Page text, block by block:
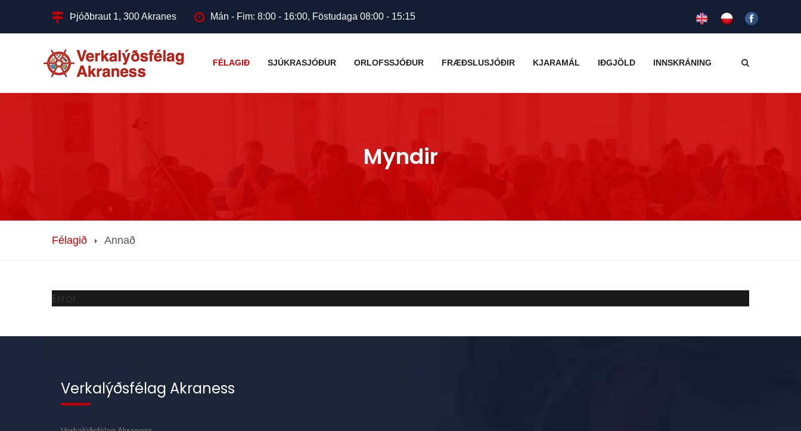
Þjóðbraut 1, 300 Akranes Mán - Fim: 8:00 - 16:00, Föstudaga 08:00 - 15:15
FÉLAGIÐ SJÚKRASJÓÐUR ORLOFSSJÓÐUR FRÆÐSLUSJÓÐIR KJARAMÁL IÐGJÖLD INNSKRÁNING
Myndir
Félagið Annað
Error
Verkalýðsfélag Akraness